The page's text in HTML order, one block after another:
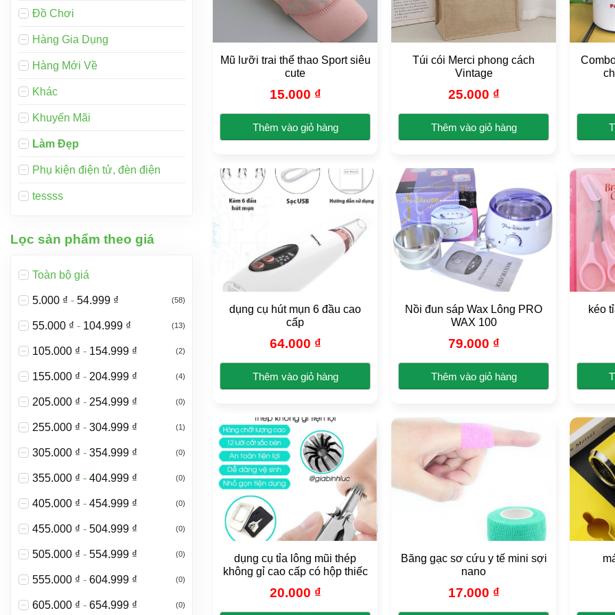
Đồ Chơi
Hàng Gia Dụng
Hàng Mới Về
Khác
Khuyến Mãi
Làm Đẹp
Phụ kiện điện tử, đèn điện
tessss
Lọc sản phẩm theo giá
Toàn bộ giá
5.000 ₫ - 54.999 ₫ (58)
55.000 ₫ - 104.999 ₫ (13)
105.000 ₫ - 154.999 ₫ (2)
155.000 ₫ - 204.999 ₫ (4)
205.000 ₫ - 254.999 ₫ (0)
255.000 ₫ - 304.999 ₫ (1)
305.000 ₫ - 354.999 ₫ (0)
355.000 ₫ - 404.999 ₫ (0)
405.000 ₫ - 454.999 ₫ (0)
455.000 ₫ - 504.999 ₫ (0)
505.000 ₫ - 554.999 ₫ (0)
555.000 ₫ - 604.999 ₫ (0)
605.000 ₫ - 654.999 ₫ (0)
Mũ lưỡi trai thể thao Sport siêu
cute
15.000 ₫
Thêm vào giỏ hàng
này
có
thể.
Các
chọn
có
thể
được
trang
phẩm
Túi cói Merci phong cách
Vintage
25.000 ₫
Thêm vào giỏ hàng
này
có
nhiều
biến
thể.
Các
tùy
chọn
có
thể
được
trang
dụng cụ hút mụn 6 đầu cao
cấp
64.000 ₫
Thêm vào giỏ hàng
có
nhiều
biến
tùy
chọn
có
thể
được
Nồi đun sáp Wax Lông PRO
WAX 100
79.000 ₫
Thêm vào giỏ hàng
này
nhiều
biến
chọn
có
thể
được
kéo
dụng cụ tỉa lông mũi thép
không gỉ cao cấp có hộp thiếc
20.000 ₫
Băng gạc sơ cứu y tế mini sợi
nano
17.000 ₫